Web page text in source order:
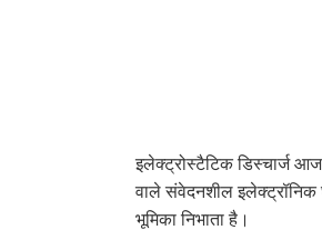
इलेक्ट्रोस्टैटिक डिस्चार्ज
वाले संवेदनशील
भूमिका निभाता है।